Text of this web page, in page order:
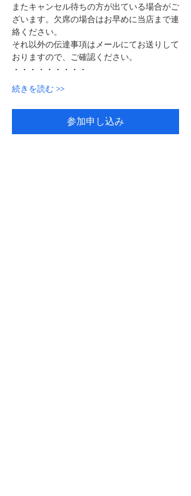
またキャンセル待ちの方が出ている場合がご
ざいます。欠席の場合はお早めに当店まで連
絡ください。
それ以外の伝達事項はメールにてお送りして
おりますので、ご確認ください。
・・・・・・・・・
続きを読む >>
参加申し込み